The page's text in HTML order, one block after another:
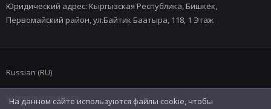
Юридический адрес: Кыргызская Республика, Бишкек,
Первомайский район, ул.Байтик Баатыра, 118, 1 Этаж
Russian (RU)
Условия и правила
На данном сайте используются файлы cookie, чтобы